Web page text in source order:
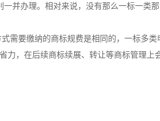
并办理。相对来说，没有那么一标一类那
需要缴纳的商标规费是相同的，一标多类
力，在后续商标续展、转让等商标管理